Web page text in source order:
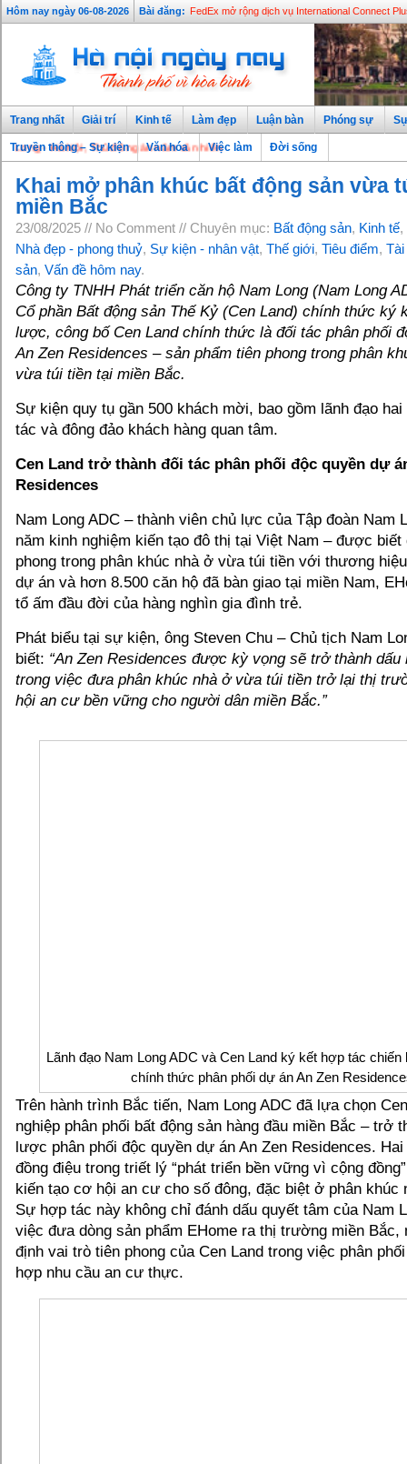
Hôm nay ngày 06-08-2026
Bài đăng:
FedEx mở rộng dịch vụ International Connect
Tổng tài sản hợp nhất 292.000 tỷ đồng, tăng
Nội, Thủ đô ngàn năm văn hiến
Trang nhất Giải trí Kinh tế Làm đẹp Luận bàn Phóng sự
Truyền thông – Sự kiện Văn hóa Việc làm Đời sống
Khai mở phân khúc bất động sản vừa
miền Bắc
23/08/2025 // No Comment // Chuyên mục: Bất động sản, Kinh tế,
Nhà đẹp - phong thuỷ, Sự kiện - nhân vật, Thế giới, Tiêu điểm,
sản, Vấn đề hôm nay.
Công ty TNHH Phát triển căn hộ Nam Long (Nam Long
Cổ phần Bất động sản Thế Kỷ (Cen Land) chính thức ký
lược, công bố Cen Land chính thức là đối tác phân phối
An Zen Residences – sản phẩm tiên phong trong phân
vừa túi tiền tại miền Bắc.
Sự kiện quy tụ gần 500 khách mời, bao gồm lãnh đạo hai
tác và đông đảo khách hàng quan tâm.
Cen Land trở thành đối tác phân phối độc quyền dự
Residences
Nam Long ADC – thành viên chủ lực của Tập đoàn Nam
năm kinh nghiệm kiến tạo đô thị tại Việt Nam – được
phong trong phân khúc nhà ở vừa túi tiền với thương
dự án và hơn 8.500 căn hộ đã bàn giao tại miền Nam,
tổ ấm đầu đời của hàng nghìn gia đình trẻ.
Phát biểu tại sự kiện, ông Steven Chu – Chủ tịch Nam
biết: “An Zen Residences được kỳ vọng sẽ trở thành dấu
trong việc đưa phân khúc nhà ở vừa túi tiền trở lại thị
hội an cư bền vững cho người dân miền Bắc.”
Lãnh đạo Nam Long ADC và Cen Land ký kết hợp tác
chính thức phân phối dự án An Zen
Trên hành trình Bắc tiến, Nam Long ADC đã lựa chọn
nghiệp phân phối bất động sản hàng đầu miền Bắc – trở
lược phân phối độc quyền dự án An Zen Residences.
đồng điệu trong triết lý “phát triển bền vững vì cộng
kiến tạo cơ hội an cư cho số đông, đặc biệt ở phân khúc
Sự hợp tác này không chỉ đánh dấu quyết tâm của Nam
việc đưa dòng sản phẩm EHome ra thị trường miền Bắc,
định vai trò tiên phong của Cen Land trong việc phân
hợp nhu cầu an cư thực.